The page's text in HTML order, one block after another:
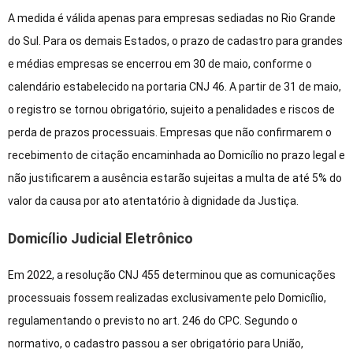
A medida é válida apenas para empresas sediadas no Rio Grande
do Sul. Para os demais Estados, o prazo de cadastro para grandes
e médias empresas se encerrou em 30 de maio, conforme o
calendário estabelecido na portaria CNJ 46. A partir de 31 de maio,
o registro se tornou obrigatório, sujeito a penalidades e riscos de
perda de prazos processuais. Empresas que não confirmarem o
recebimento de citação encaminhada ao Domicílio no prazo legal e
não justificarem a ausência estarão sujeitas a multa de até 5% do
valor da causa por ato atentatório à dignidade da Justiça.
Domicílio Judicial Eletrônico
Em 2022, a resolução CNJ 455 determinou que as comunicações
processuais fossem realizadas exclusivamente pelo Domicílio,
regulamentando o previsto no art. 246 do CPC. Segundo o
normativo, o cadastro passou a ser obrigatório para União,